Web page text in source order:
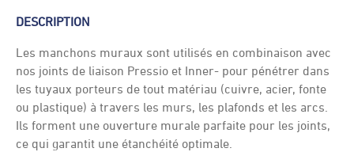
DESCRIPTION
Les manchons muraux sont utilisés en combinaison avec
nos joints de liaison Pressio et Inner- pour pénétrer dans
les tuyaux porteurs de tout matériau (cuivre, acier, fonte
ou plastique) à travers les murs, les plafonds et les arcs.
Ils forment une ouverture murale parfaite pour les joints,
ce qui garantit une étanchéité optimale.